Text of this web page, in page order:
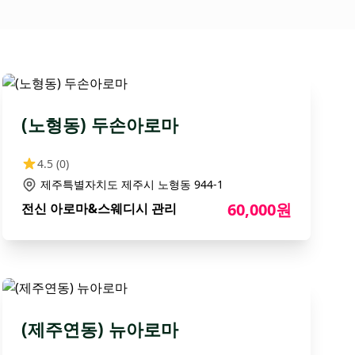
(노형동) 두손아로마
4.5(0)
제주특별자치도 제주시 노형동 944-1
전신 아로마&스웨디시 관리 60,000원
(제주연동) 뉴아로마